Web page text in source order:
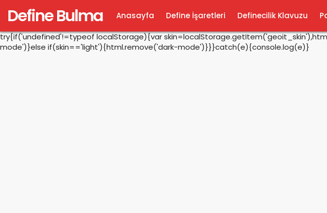
try{if('undefined'!=typeof localStorage){var
mode')}else if(skin=='light'){html.remove('dark-mode')}}}catch(e){console.log(e)}
Define Bulma Anasayfa Define İşaretleri Definecilik Klavuzu